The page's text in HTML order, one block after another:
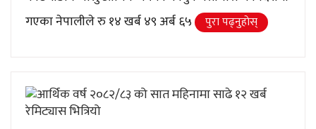
गएका नेपालीले रु १४ खर्ब ४९ अर्ब ६५
पुरा पढ्नुहाेस्